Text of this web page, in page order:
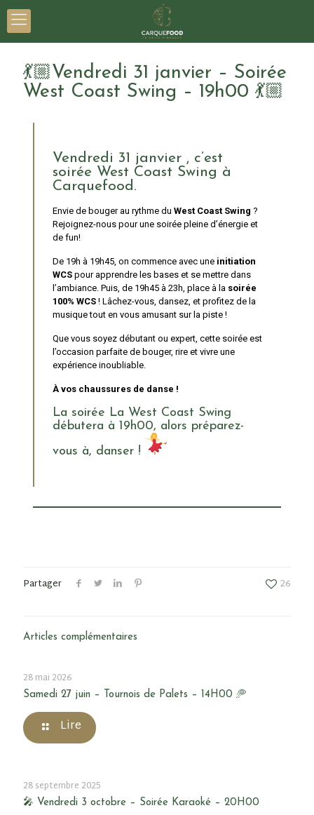
💃🏼Vendredi 31 janvier – Soirée
West Coast Swing – 19h00 💃🏼
Vendredi 31 janvier , c’est
soirée West Coast Swing à
Carquefood.
Envie de bouger au rythme du West Coast Swing ?
Rejoignez-nous pour une soirée pleine d’énergie et
de fun!
De 19h à 19h45, on commence avec une initiation
WCSpour apprendre les bases et se mettre dans
l’ambiance. Puis, de 19h45 à 23h, place à la soirée
100% WCS! Lâchez-vous, dansez, et profitez de la
musique tout en vous amusant sur la piste !
Que vous soyez débutant ou expert, cette soirée est
l’occasion parfaite de bouger, rire et vivre une
expérience inoubliable.
À vos chaussures de danse !
La soirée La West Coast Swing
débutera à 19h00, alors préparez-
vous à, danser !
Partager 26
Articles complémentaires
28 mai 2026
Samedi 27 juin – Tournois de Palets – 14H00 🥏
Lire
28 septembre 2025
🎤 Vendredi 3 octobre – Soirée Karaoké – 20H00